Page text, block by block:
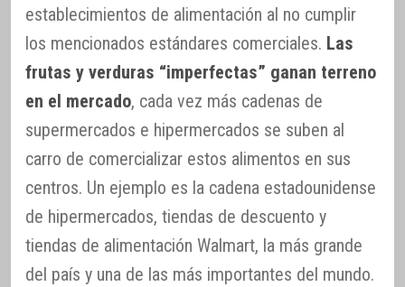
establecimientos de alimentación al no cumplir
los mencionados estándares comerciales. Las
frutas y verduras “imperfectas” ganan terreno
en el mercado, cada vez más cadenas de
supermercados e hipermercados se suben al
carro de comercializar estos alimentos en sus
centros. Un ejemplo es la cadena estadounidense
de hipermercados, tiendas de descuento y
tiendas de alimentación Walmart, la más grande
del país y una de las más importantes del mundo.